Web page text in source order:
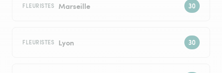
FLEURISTES Marseille
FLEURISTES Lyon